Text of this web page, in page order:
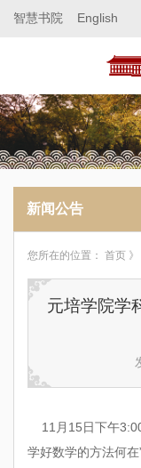
智慧书院 English
新闻公告
您所在的位置： 首页 》
元培学院学
11月15日下午
学好数学的方法何